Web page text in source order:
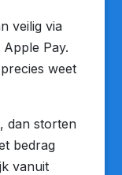
veilig via
Pay.
weet
dan storten
bedrag
vanuit